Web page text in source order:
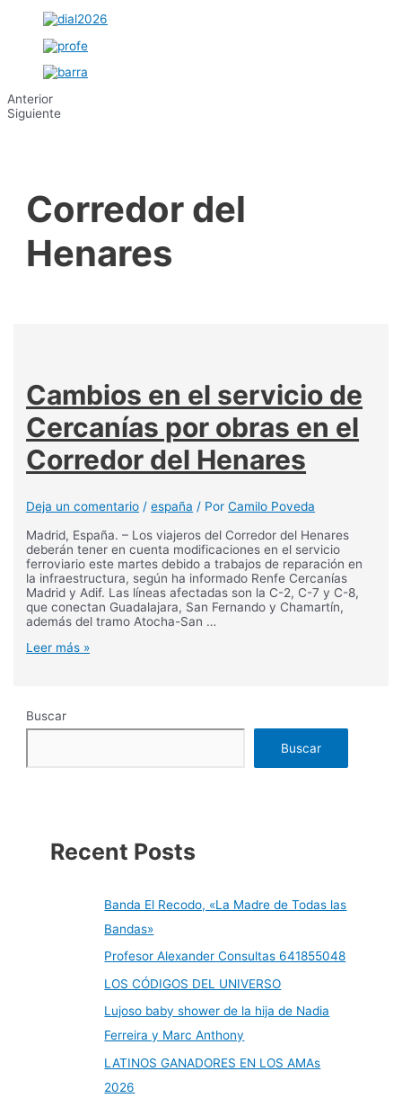
Anterior
Siguiente
Corredor del
Henares
Cambios en el servicio de
Cercanías por obras en el
Corredor del Henares
Deja un comentario /españa / PorCamilo Poveda
Madrid, España. – Los viajeros del Corredor del Henares
deberán tener en cuenta modificaciones en el servicio
ferroviario este martes debido a trabajos de reparación en
la infraestructura, según ha informado Renfe Cercanías
Madrid y Adif. Las líneas afectadas son la C-2, C-7 y C-8,
que conectan Guadalajara, San Fernando y Chamartín,
además del tramo Atocha-San …
Cambios
Cercanías
por
Leer más »
Buscar
Buscar
Recent Posts
Banda El Recodo, «La Madre de Todas las
Bandas»
Profesor Alexander Consultas 641855048
LOS CÓDIGOS DEL UNIVERSO
Lujoso baby shower de la hija de Nadia
Ferreira y Marc Anthony
LATINOS GANADORES EN LOS AMAs
2026